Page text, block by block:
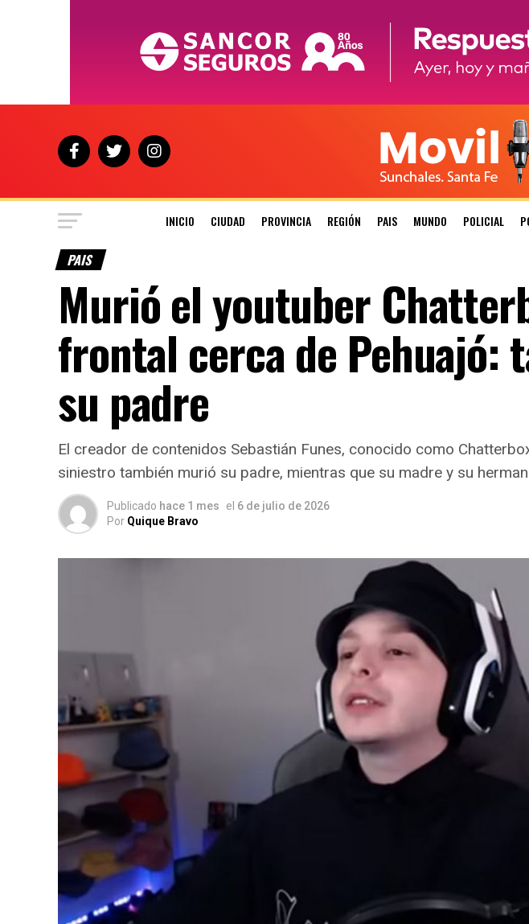
INICIO CIUDAD PROVINCIA REGIÓN PAIS MUNDO POLICIAL
PAIS
Murió el youtuber
frontal cerca de Pehuajó:
su padre
El creador de contenidos Sebastián Funes, conocido como
siniestro también murió su padre, mientras que su madre y su
Publicado hace 1 mes el 6 de julio de 2026
Por Quique Bravo